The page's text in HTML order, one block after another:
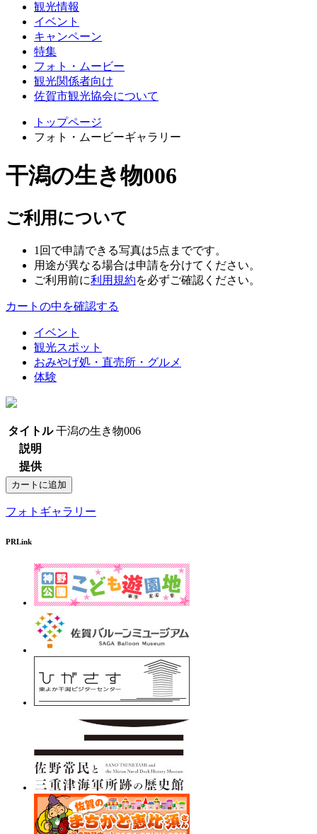
観光情報
イベント
キャンペーン
特集
フォト・ムービー
観光関係者向け
佐賀市観光協会について
トップページ
フォト・ムービーギャラリー
干潟の生き物006
ご利用について
1回で申請できる写真は5点までです。
用途が異なる場合は申請を分けてください。
ご利用前に利用規約を必ずご確認ください。
カートの中を確認する
イベント
観光スポット
おみやげ処・直売所・グルメ
体験
タイトル 干潟の生き物006
説明
提供
フォトギャラリー
PRLink